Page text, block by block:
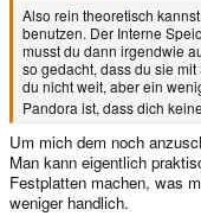
Also rein theoretisch
benutzen. Der Interne
musst du dann irgendwie
so gedacht, dass du sie
du nicht weit, aber ein
Pandora ist, dass dich
Um mich dem noch
Man kann eigentlich
Festplatten machen, was
weniger handlich.